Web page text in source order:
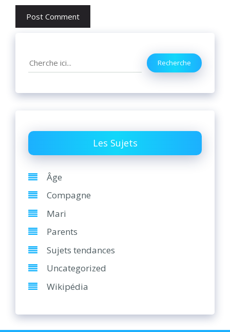
Search Recherche
Les Sujets
Âge
Compagne
Mari
Parents
Sujets tendances
Uncategorized
Wikipédia